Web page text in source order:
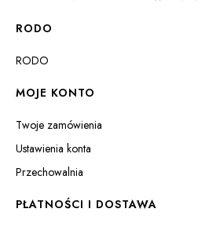
RODO
RODO
MOJE KONTO
Twoje zamówienia
Ustawienia konta
Przechowalnia
PŁATNOŚCI I DOSTAWA